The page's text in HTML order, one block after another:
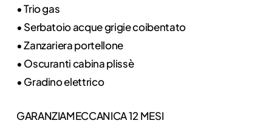
• Trio gas
• Serbatoio acque grigie coibentato
• Zanzariera portellone
• Oscuranti cabina plissè
• Gradino elettrico
GARANZIAMECCANICA 12 MESI